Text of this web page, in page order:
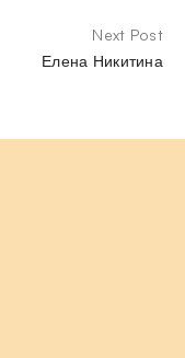
Next Post
Елена Никитина